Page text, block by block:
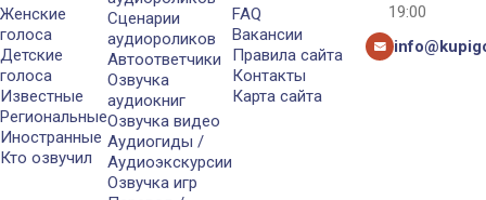
Женские
голоса
Детские
голоса
Известные
Региональные
Иностранные
Кто озвучил
Сценарии
аудиороликов
Автоответчики
Озвучка
аудиокниг
Озвучка видео
Аудиогиды /
Аудиоэкскурсии
Озвучка игр
FAQ
Вакансии
Правила сайта
Контакты
Карта сайта
19:00